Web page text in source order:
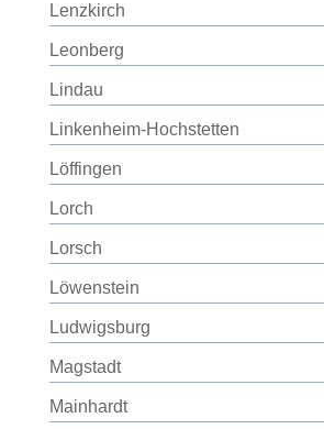
Lenzkirch
Leonberg
Lindau
Linkenheim-Hochstetten
Löffingen
Lorch
Lorsch
Löwenstein
Ludwigsburg
Magstadt
Mainhardt